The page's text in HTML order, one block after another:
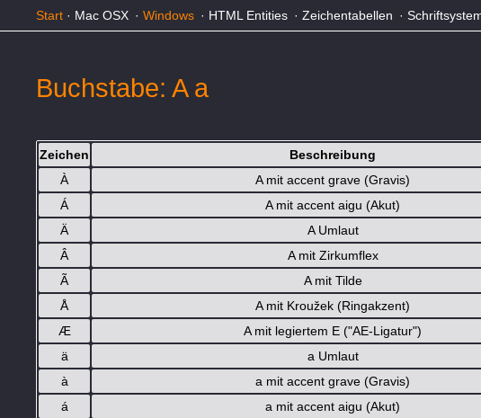
Start · Mac OSX · Windows · HTML Entities · Zeichentabellen ·
Buchstabe: A a
Zeichen Beschreibung
À
A mit accent grave (Gravis)
Á
A mit accent aigu (Akut)
Ä
A Umlaut
Â
A mit Zirkumflex
Ã
A mit Tilde
Å
A mit Kroužek (Ringakzent)
Æ
A mit legiertem E ("AE-Ligatur")
ä
a Umlaut
à
a mit accent grave (Gravis)
á
a mit accent aigu (Akut)